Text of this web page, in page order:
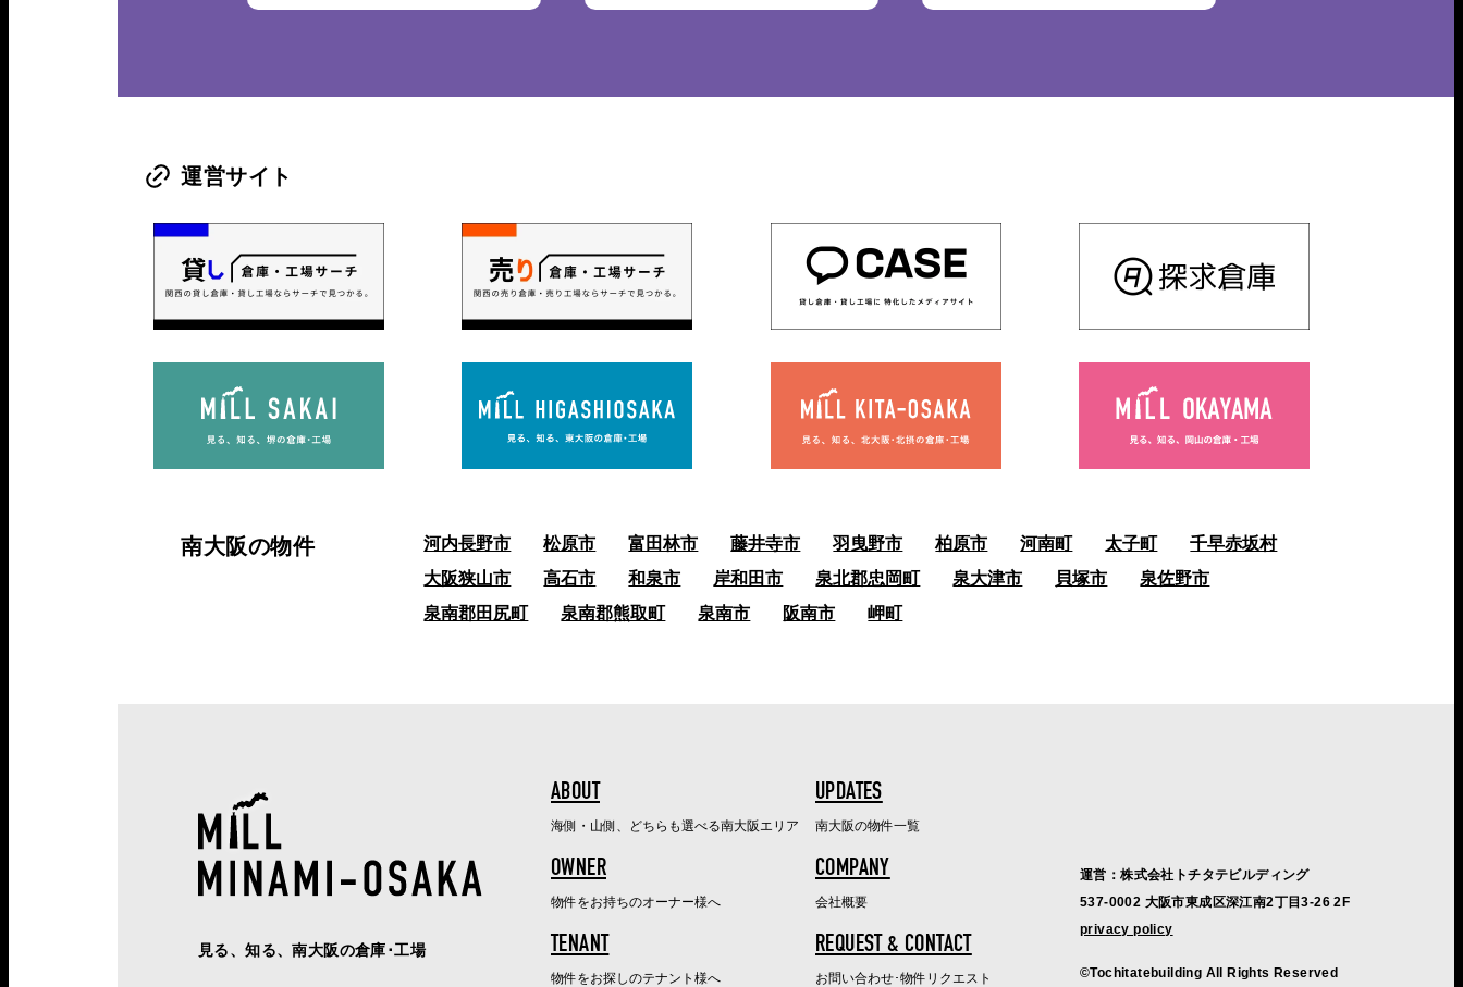
運営サイト
南大阪の物件 河内長野市 松原市 富田林市 藤井寺市 羽曳野市 柏原市 河南町 太子町
千早赤坂村
大阪狭山市
高石市 和泉市 岸和田市 泉北郡忠岡町 泉大津市 貝塚市
泉佐野市
泉南郡田尻町
泉南郡熊取町 泉南市 阪南市 岬町
見る、知る、南大阪の倉庫･工場
ABOUT
海側・山側、どちらも選べる南大阪エリア
UPDATES
南大阪の物件一覧
OWNER
物件をお持ちのオーナー様へ
COMPANY
会社概要
TENANT
物件をお探しのテナント様へ
REQUEST & CONTACT
お問い合わせ･物件リクエスト
運営：株式会社トチタテビルディング
537-0002 大阪市東成区深江南2丁目3-26 2F
privacy policy
©Tochitatebuilding All Rights Reserved